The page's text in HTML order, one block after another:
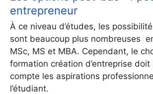
entrepreneur
À ce niveau d’études, les
sont beaucoup plus nombreuses
MSc, MS et MBA. Cependant, le
formation création d’entreprise doit
compte les aspirations
l’étudiant.